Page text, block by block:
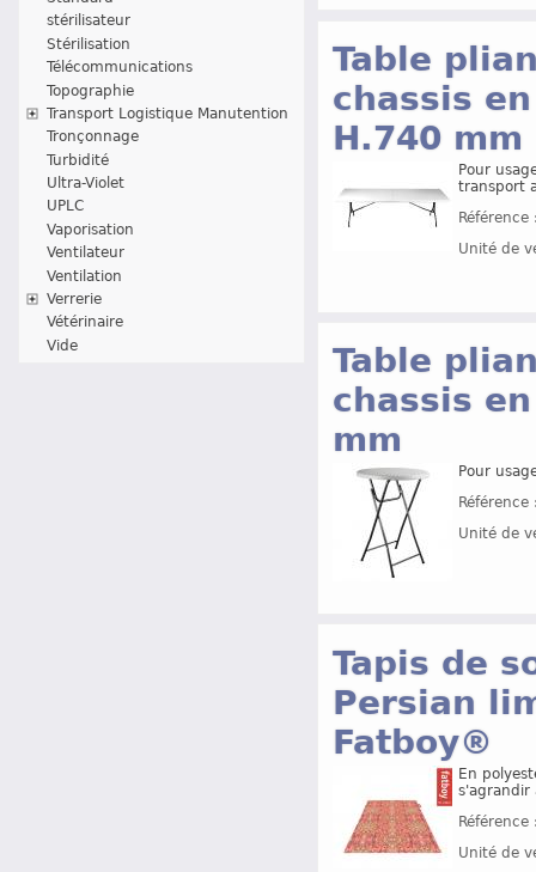
stérilisateur
Stérilisation
Télécommunications
Topographie
Transport Logistique Manutention
Tronçonnage
Turbidité
Ultra-Violet
UPLC
Vaporisation
Ventilateur
Ventilation
Verrerie
Vétérinaire
Vide
Table
chassis
H.740 mm
Pour
transport
Unité de
Table
chassis
mm
Pour
Unité de
Tapis de
Persian
Fatboy®
En
s'agrandir
Unité de